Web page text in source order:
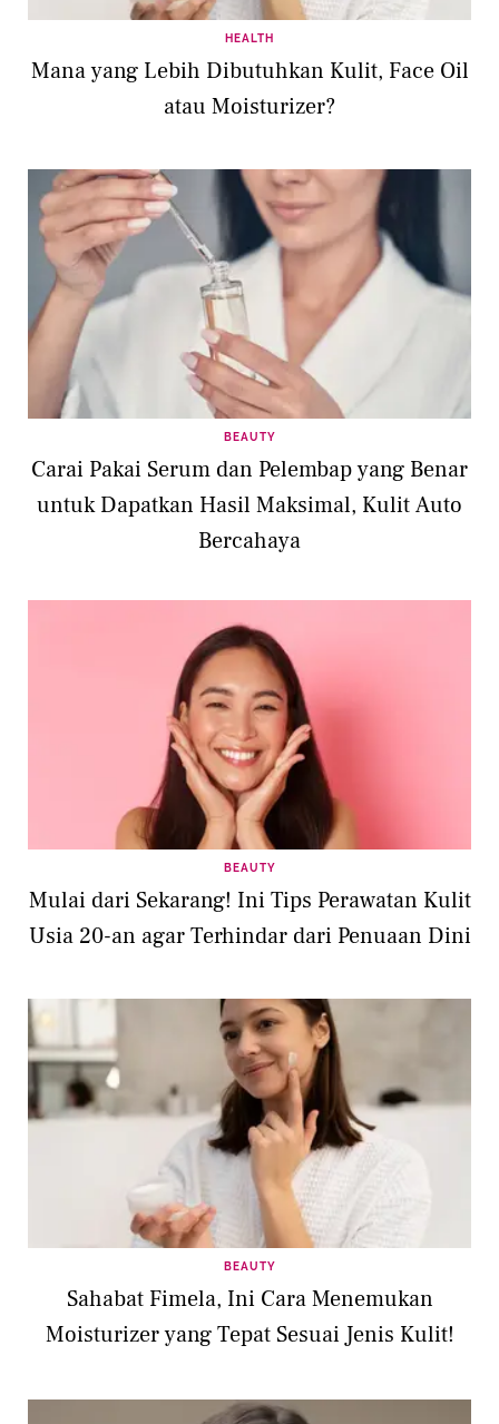
HEALTH
Mana yang Lebih Dibutuhkan Kulit, Face Oil
atau Moisturizer?
BEAUTY
Carai Pakai Serum dan Pelembap yang Benar
untuk Dapatkan Hasil Maksimal, Kulit Auto
Bercahaya
BEAUTY
Mulai dari Sekarang! Ini Tips Perawatan Kulit
Usia 20-an agar Terhindar dari Penuaan Dini
BEAUTY
Sahabat Fimela, Ini Cara Menemukan
Moisturizer yang Tepat Sesuai Jenis Kulit!